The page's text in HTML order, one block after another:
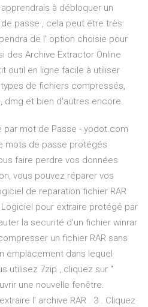
à débloquer un
passe , cela peut être très
de l' option choisie pour
des Archive Extractor Online
outil en ligne facile à utiliser
de fichiers compressés,
dmg et bien d'autres encore.
par mot de Passe - yodot.com
mots de passe protégés
faire perdre vos données
vous pouvez réparer vos
de reparation fichier RAR
pour extraire protégé par
la securité d'un fichier winrar
un fichier RAR sans
emplacement dans lequel
utilisez 7zip , cliquez sur "
une nouvelle fenêtre.
l' archive RAR . 3 . Cliquez